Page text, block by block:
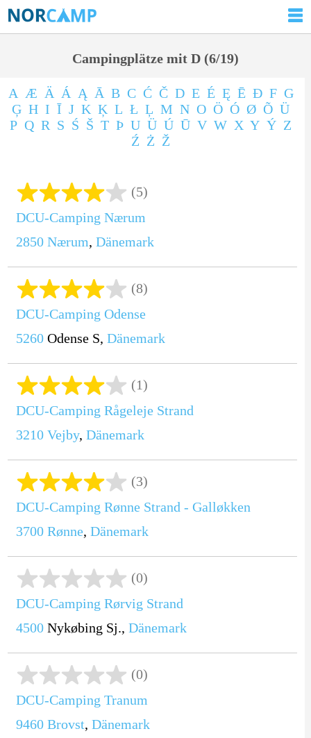
Campingplätze mit D (6/19)
A Æ Ä Á Ą Ā B C Ć Č D E É Ę Ē Ð F G
Ģ H I Ī J K Ķ L Ł Ļ M N O Ö Ó Ø Õ Ü
P Q R S Ś Š T Þ U Ü Ú Ū V W X Y Ý Z
Ź Ż Ž
(5)
DCU-Camping Nærum
2850 Nærum, Dänemark
(8)
DCU-Camping Odense
5260Odense S, Dänemark
(1)
DCU-Camping Rågeleje Strand
3210 Vejby, Dänemark
(3)
DCU-Camping Rønne Strand - Galløkken
3700 Rønne, Dänemark
(0)
DCU-Camping Rørvig Strand
4500Nykøbing Sj., Dänemark
(0)
DCU-Camping Tranum
9460 Brovst, Dänemark